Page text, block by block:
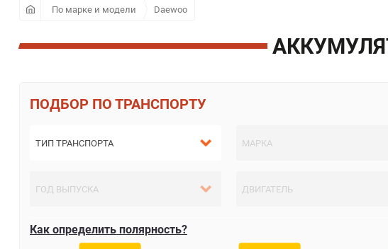
По марке и модели Daewoo
ПО ТРАНСПОРТУ
Как определить полярность?